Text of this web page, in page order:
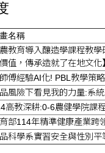
名稱
教育導入釀造學課程教
值，傳承造就了在地文化】
傅經驗AI化! PBL教學策
風險下看見我的力量:系
高教深耕:0-6農健學院課
部114年精準健康產業跨
科學系實習安全與性別平